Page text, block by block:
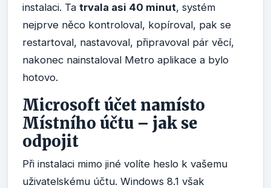
instalaci. Ta trvala asi 40 minut, systém
nejprve něco kontroloval, kopíroval, pak se
restartoval, nastavoval, připravoval pár věcí,
nakonec nainstaloval Metro aplikace a bylo
hotovo.
Microsoft účet namísto
Místního účtu – jak se
odpojit
Při instalaci mimo jiné volíte heslo k vašemu
uživatelskému účtu. Windows 8.1 však